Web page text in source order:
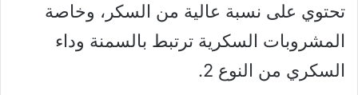
تحتوي على نسبة عالية من السكر، وخاصة
المشروبات السكرية ترتبط بالسمنة وداء
السكري من النوع 2.